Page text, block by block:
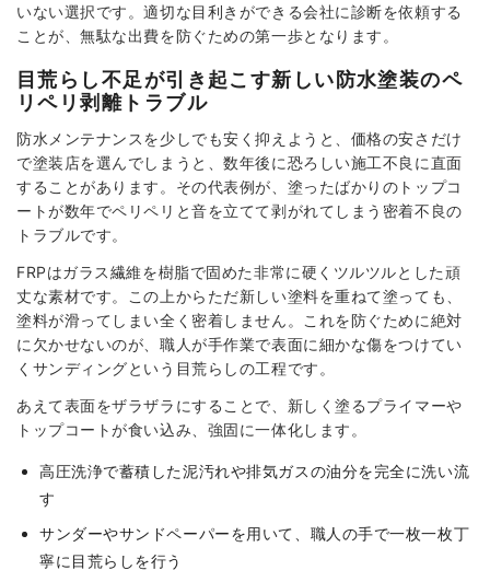
いない選択です。適切な目利きができる会社に診断を依頼する
ことが、無駄な出費を防ぐための第一歩となります。
目荒らし不足が引き起こす新しい防水塗装のペ
リペリ剥離トラブル
防水メンテナンスを少しでも安く抑えようと、価格の安さだけ
で塗装店を選んでしまうと、数年後に恐ろしい施工不良に直面
することがあります。その代表例が、塗ったばかりのトップコ
ートが数年でペリペリと音を立てて剥がれてしまう密着不良の
トラブルです。
FRPはガラス繊維を樹脂で固めた非常に硬くツルツルとした頑
丈な素材です。この上からただ新しい塗料を重ねて塗っても、
塗料が滑ってしまい全く密着しません。これを防ぐために絶対
に欠かせないのが、職人が手作業で表面に細かな傷をつけてい
くサンディングという目荒らしの工程です。
あえて表面をザラザラにすることで、新しく塗るプライマーや
トップコートが食い込み、強固に一体化します。
高圧洗浄で蓄積した泥汚れや排気ガスの油分を完全に洗い流
す
サンダーやサンドペーパーを用いて、職人の手で一枚一枚丁
寧に目荒らしを行う